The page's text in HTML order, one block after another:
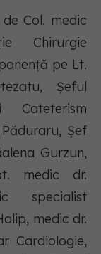
Col. medic
Chirurgie
pe Lt.
Șeful
Cateterism
Șef
Gurzun,
medic dr.
specialist
medic dr.
Cardiologie,